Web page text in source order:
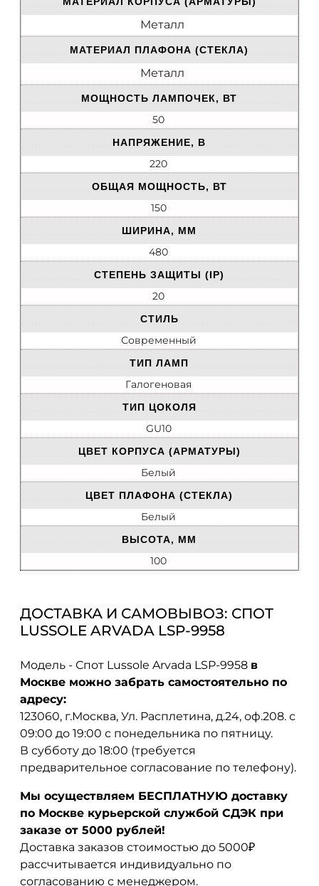
Металл
МАТЕРИАЛ ПЛАФОНА (СТЕКЛА)
Металл
МОЩНОСТЬ ЛАМПОЧЕК, ВТ
50
НАПРЯЖЕНИЕ, В
220
ОБЩАЯ МОЩНОСТЬ, ВТ
150
ШИРИНА, ММ
480
СТЕПЕНЬ ЗАЩИТЫ (IP)
20
СТИЛЬ
Современный
ТИП ЛАМП
Галогеновая
ТИП ЦОКОЛЯ
GU10
ЦВЕТ КОРПУСА (АРМАТУРЫ)
Белый
ЦВЕТ ПЛАФОНА (СТЕКЛА)
Белый
ВЫСОТА, ММ
100
ДОСТАВКА И САМОВЫВОЗ: СПОТ
LUSSOLE ARVADA LSP-9958
Модель - Спот Lussole Arvada LSP-9958 в
Москве можно забрать самостоятельно по
адресу:
123060, г.Москва, Ул. Расплетина, д.24, оф.208. с
09:00 до 19:00 с понедельника по пятницу.
В субботу до 18:00 (требуется
предварительное согласование по телефону).
Мы осуществляем БЕСПЛАТНУЮ доставку
по Москве курьерской службой СДЭК при
заказе от 5000 рублей!
Доставка заказов стоимостью до 5000₽
рассчитывается индивидуально по
согласованию с менеджером.